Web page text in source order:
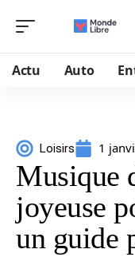
Actu Auto
Loisirs 1
Musique
joyeuse
un guide